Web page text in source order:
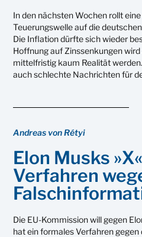
In den nächsten Wochen rollt
Teuerungswelle auf die
Die Inflation dürfte sich wieder
Hoffnung auf Zinssenkungen
mittelfristig kaum Realität
auch schlechte Nachrichten für
Andreas von Rétyi
Elon Musks
Verfahren
Die EU-Kommission will gegen
hat ein formales Verfahren gegen